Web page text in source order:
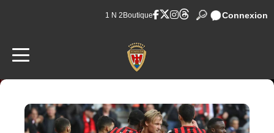
1 N 2 Boutique Connexion